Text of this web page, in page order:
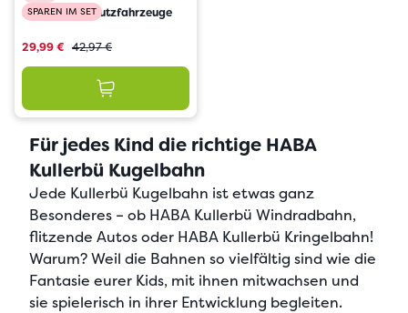
SPAREN IM SET
HABA Cars – Nutzfahrzeuge
29,99 € 42,97 €
Für jedes Kind die richtige HABA
Kullerbü Kugelbahn
Jede Kullerbü Kugelbahn ist etwas ganz
Besonderes – ob HABA Kullerbü Windradbahn,
flitzende Autos oder HABA Kullerbü Kringelbahn!
Warum? Weil die Bahnen so vielfältig sind wie die
Fantasie eurer Kids, mit ihnen mitwachsen und
sie spielerisch in ihrer Entwicklung begleiten.